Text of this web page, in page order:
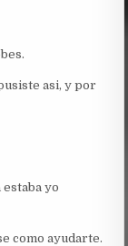
asi, y por
yo
como ayudarte.